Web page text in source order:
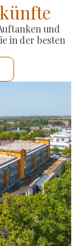
und
in der besten